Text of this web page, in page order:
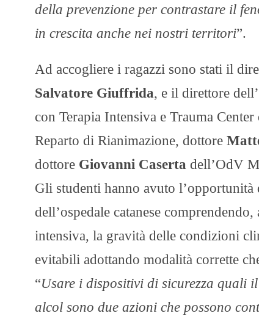
della prevenzione per contrastare il
in crescita anche nei nostri territori”.
Ad accogliere i ragazzi sono stati il
Salvatore Giuffrida, e il direttore
con Terapia Intensiva e Trauma Center
Reparto di Rianimazione, dottore
dottore Giovanni Caserta dell’OdV
Gli studenti hanno avuto
dell’ospedale catanese
intensiva, la gravità delle condizioni
evitabili adottando modalità corrette
“Usare i dispositivi di sicurezza quali
alcol sono due azioni che possono